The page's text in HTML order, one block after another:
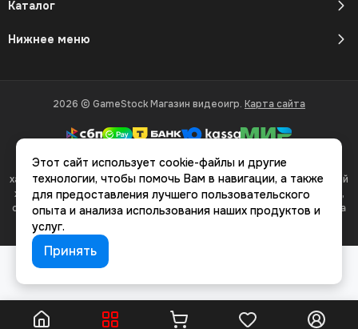
Каталог
Нижнее меню
2026 © GameStock Магазин видеоигр. Карта сайта
Вся представленная на сайте информация, касающаяся
характеристик, стоимости товаров и услуг, носит информационный
характер и ни при каких условиях не является публичной офертой,
определяемой положениями Статьи 437(2) Гражданского кодекса
Этот сайт использует cookie-файлы и другие
технологии, чтобы помочь Вам в навигации, а также
для предоставления лучшего пользовательского
опыта и анализа использования наших продуктов и
услуг.
Принять